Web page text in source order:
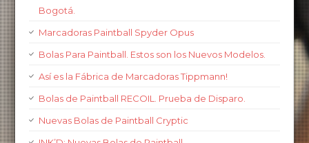
Bogotá.
Marcadoras Paintball Spyder Opus
Bolas Para Paintball. Estos son los Nuevos Modelos.
Así es la Fábrica de Marcadoras Tippmann!
Bolas de Paintball RECOIL. Prueba de Disparo.
Nuevas Bolas de Paintball Cryptic